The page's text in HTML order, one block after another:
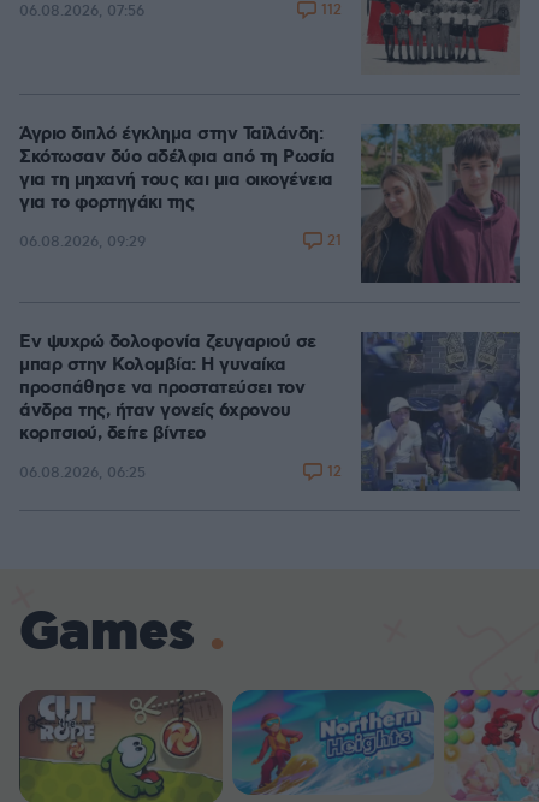
06.08.2026, 07:56 112
Άγριο διπλό έγκλημα στην Ταϊλάνδη:
Σκότωσαν δύο αδέλφια από τη Ρωσία
για τη μηχανή τους και μια οικογένεια
για το φορτηγάκι της
06.08.2026, 09:29 21
Εν ψυχρώ δολοφονία ζευγαριού σε
μπαρ στην Κολομβία: Η γυναίκα
προσπάθησε να προστατεύσει τον
άνδρα της, ήταν γονείς 6χρονου
κοριτσιού, δείτε βίντεο
06.08.2026, 06:25 12
Games